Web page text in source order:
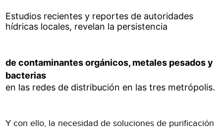
Estudios recientes y reportes de autoridades
hídricas locales, revelan la persistencia
de contaminantes orgánicos, metales pesados y
bacterias
en las redes de distribución en las tres metrópolis.
Y con ello, la necesidad de soluciones de purificación